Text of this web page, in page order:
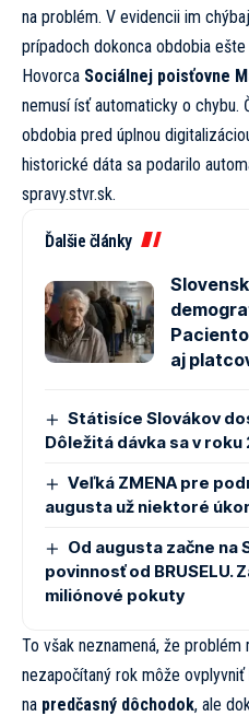
na problém. V evidencii im
prípadoch dokonca obdobia
Hovorca Sociálnej poisťovne
nemusí ísť automaticky o chybu.
obdobia pred úplnou
historické dáta sa podarilo
spravy.stvr.sk.
Ďalšie články
aj
Státisíce Slovákov
Dôležitá dávka sa v roku
Veľká ZMENA pre
augusta už niektoré
Od augusta začne na
povinnosť od BRUSELU.
miliónové pokuty
To však neznamená, že problém
nezapočítaný rok môže
na predčasný dôchodok, ale